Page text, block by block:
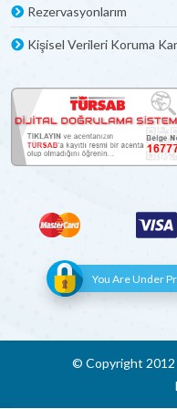
aileniz veya
sağlar.
yüzmek, su
başında
keyifli hale
çeşitlendirmenize
yaşamanıza
mükemmel bir
Isıtmalı
Tatilinizi Yapın
mükemmel bir
yapılırken, sonbahar ve
dönemlerde doğanın renk
mümkündür. Ancak,
Rezervasyonlarım
Kişisel Verileri Koruma
You Are Under
© Copyright 2012